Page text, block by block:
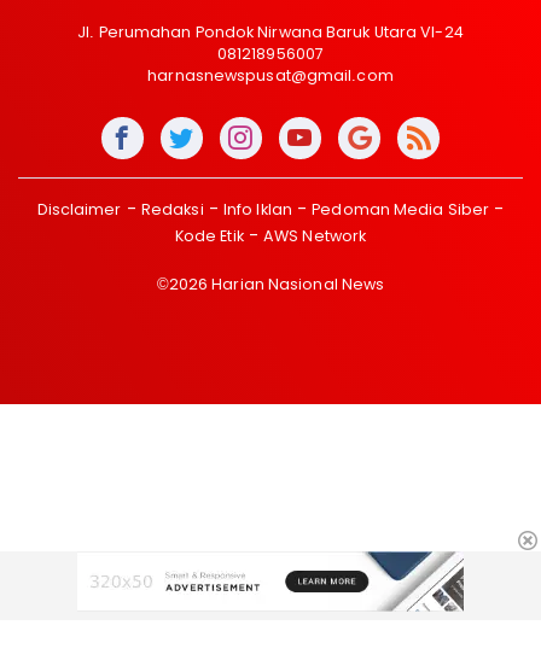
Jl. Perumahan Pondok Nirwana Baruk Utara VI-24
081218956007
harnasnewspusat@gmail.com
Disclaimer Redaksi Info Iklan
Pedoman Media Siber
Kode Etik
AWS Network
©2026 Harian Nasional News